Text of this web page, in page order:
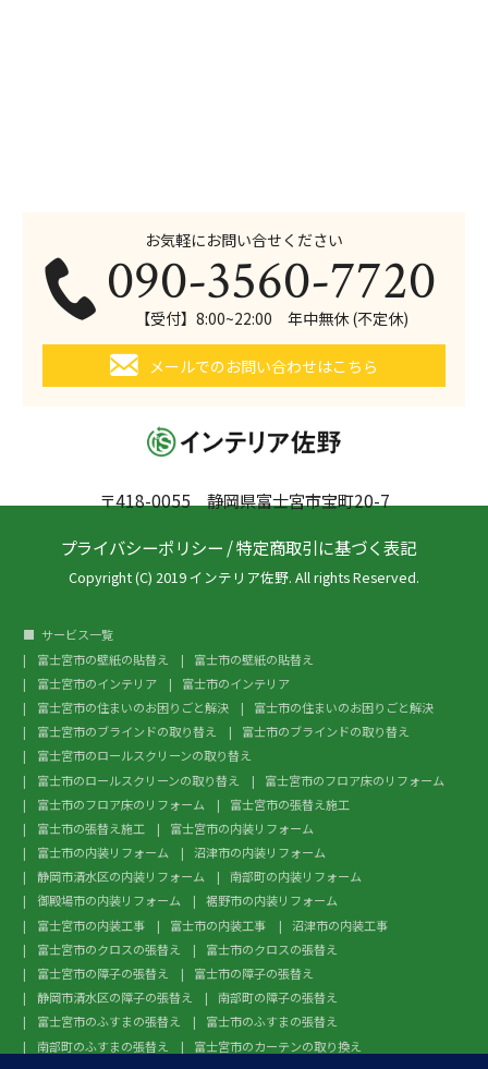
〒418-0055 静岡県富士宮市宝町20-7
お気軽にお問い合せください
090-3560-7720
【受付】8:00~22:00 年中無休 (不定休)
メールでのお問い合わせはこちら
プライバシーポリシー /特定商取引に基づく表記
Copyright (C) 2019 インテリア佐野. All rights Reserved.
サービス一覧
富士宮市の壁紙の貼替え
富士市の壁紙の貼替え
富士宮市のインテリア
富士市のインテリア
富士宮市の住まいのお困りごと解決
富士市の住まいのお困りごと解決
富士宮市のブラインドの取り替え
富士市のブラインドの取り替え
富士宮市のロールスクリーンの取り替え
富士市のロールスクリーンの取り替え
富士宮市のフロア床のリフォーム
富士市のフロア床のリフォーム
富士宮市の張替え施工
富士市の張替え施工
富士宮市の内装リフォーム
富士市の内装リフォーム
沼津市の内装リフォーム
静岡市清水区の内装リフォーム
南部町の内装リフォーム
御殿場市の内装リフォーム
裾野市の内装リフォーム
富士宮市の内装工事
富士市の内装工事
沼津市の内装工事
富士宮市のクロスの張替え
富士市のクロスの張替え
富士宮市の障子の張替え
富士市の障子の張替え
静岡市清水区の障子の張替え
南部町の障子の張替え
富士宮市のふすまの張替え
富士市のふすまの張替え
南部町のふすまの張替え
富士宮市のカーテンの取り換え